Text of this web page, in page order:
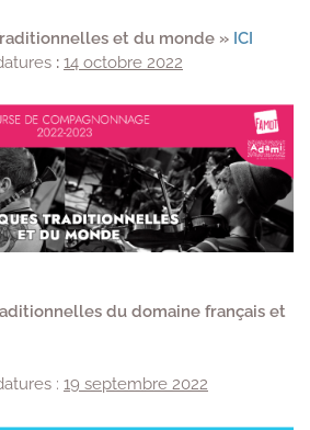
et du monde » ICI
: 14 octobre 2022
du domaine français et
: 19 septembre 2022